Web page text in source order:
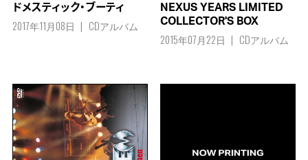
ドメスティック・ブーティ
2017年11月08日 CDアルバム
NEXUS YEARS LIMITED
COLLECTOR'S BOX
2015年07月22日 CDアルバム